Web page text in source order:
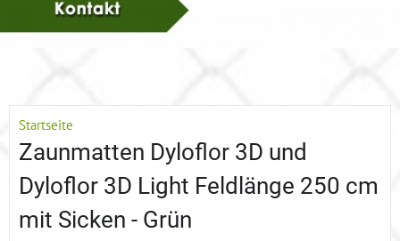
Startseite
Zaunmatten Dyloflor 3D und
Dyloflor 3D Light Feldlänge 250 cm
mit Sicken - Grün